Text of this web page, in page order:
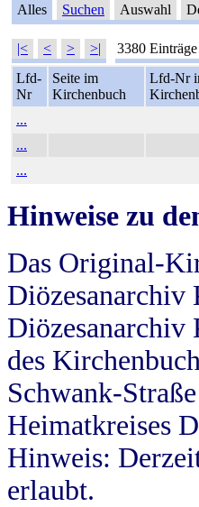
Alles Suchen Auswahl
|< < > >| 3380 Einträge
Lfd-
Nr
Seite im
Kirchenbuch
Lfd-Nr
...
...
...
Hinweise zu
Das Original-
Diözesanarchiv
des
Schwank-
Heimatkreises
Hinweis:
erlaubt.